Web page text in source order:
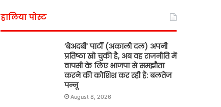
हालिया पोस्ट
‘बेअदबी’ पार्टी (अकाली दल) अपनी
प्रतिष्ठा खो चुकी है, अब वह राजनीति में
वापसी के लिए भाजपा से समझौता
करने की कोशिश कर रही है: बलतेज
पन्नू
August 8, 2026